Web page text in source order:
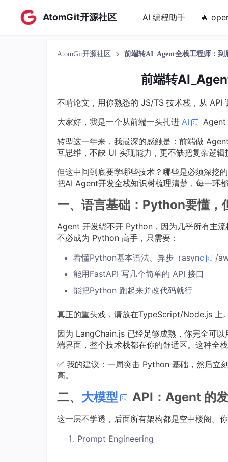
AtomGit开源社区 AI 编程助手 🔥
AtomGit开源社区 前端转AI_Agent全栈工程师：到
前端转
不啃论文，用你熟悉的 JS/TS 技术栈，从 API
大家好，我是一个从前端一头扎进 AI
Agent
转型这一年来，我最深的感触是：前端做
互思维，不缺 UI 实现能力，更不缺把复杂逻
但这中间到底要学哪些技术？哪些是必须深挖
把AI Agent开发全栈知识树梳理清楚，每一环
一、语言基础：Python要懂
Agent 开发绕不开 Python，因为几乎所有主
不必成为 Python 高手，只需要：
看懂Python基本语法、异步（async
/
能用FastAPI 写几个简单的 API 接口
能把Python 跑起来并改代码就行
真正的重头戏，请放在TypeScript/Node.js 上。
因为 LangChain.js 已经足够成熟，你完全可
端界面，整个技术栈都在你的舒适区。这种全
✅ 我的建议：一周突击 Python 基础，然后
高。
二、 大模型 API：Agent 的
这一层不学透，后面所有架构都是空中楼阁。你
Prompt Engineering